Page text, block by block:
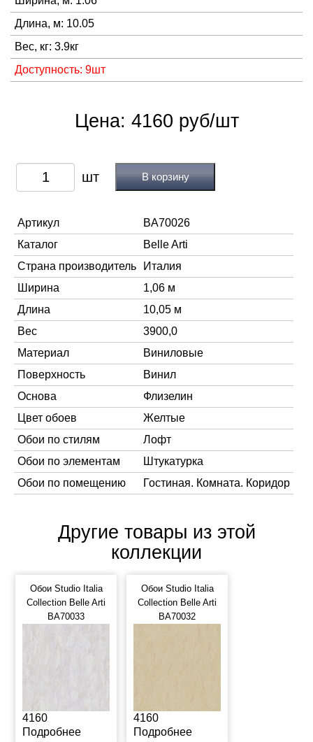
Длина, м: 10.05
Вес, кг: 3.9кг
Доступность: 9шт
Цена: 4160 руб/шт
В корзину
Артикул
BA70026
Каталог
Belle Arti
Страна производитель
Италия
Ширина
1,06 м
Длина
10,05 м
Вес
3900,0
Материал
Виниловые
Поверхность
Винил
Основа
Флизелин
Цвет обоев
Желтые
Обои по стилям
Лофт
Обои по элементам
Штукатурка
Обои по помещению
Гостиная. Комната. Коридор
Другие товары из этой
коллекции
Обои Studio Italia
Collection Belle Arti
BA70033
4160
Подробнее
Обои Studio Italia
Collection Belle Arti
BA70032
4160
Подробнее